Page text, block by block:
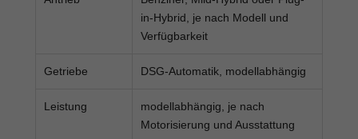
in-Hybrid, je nach Modell und
Verfügbarkeit
Getriebe DSG-Automatik, modellabhängig
Leistung
modellabhängig, je nach
Motorisierung und Ausstattung